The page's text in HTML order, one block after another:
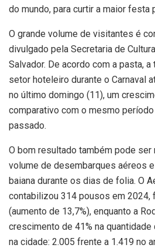
do mundo, para curtir a maior festa
O grande volume de visitantes é
divulgado pela Secretaria de
Salvador. De acordo com a pasta,
setor hoteleiro durante o Carnaval
no último domingo (11), um
comparativo com o mesmo
passado.
O bom resultado também pode ser
volume de desembarques aéreos
baiana durante os dias de folia. O
contabilizou 314 pousos em 2024,
(aumento de 13,7%), enquanto a
crescimento de 41% na
na cidade: 2.005 frente a 1.419 no